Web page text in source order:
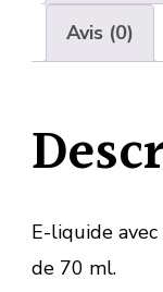
Avis (0)
E-liquide
de 70 ml.